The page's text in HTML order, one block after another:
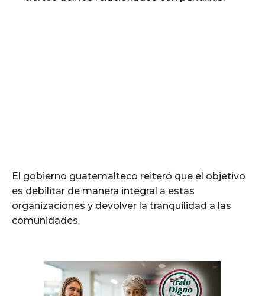
El gobierno guatemalteco reiteró que el objetivo
es debilitar de manera integral a estas
organizaciones y devolver la tranquilidad a las
comunidades.